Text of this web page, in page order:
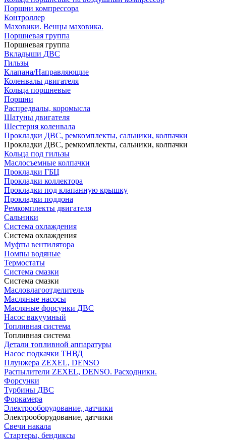
Поршни компрессора
Контроллер
Маховики. Венцы маховика.
Поршневая группа
Поршневая группа
Вкладыши ДВС
Гильзы
Клапана/Направляющие
Коленвалы двигателя
Кольца поршневые
Поршни
Распредвалы, коромысла
Шатуны двигателя
Шестерня коленвала
Прокладки ДВС, ремкомплекты, сальники, колпачки
Прокладки ДВС, ремкомплекты, сальники, колпачки
Кольца под гильзы
Маслосъемные колпачки
Прокладки ГБЦ
Прокладки коллектора
Прокладки под клапанную крышку
Прокладки поддона
Ремкомплекты двигателя
Сальники
Система охлаждения
Система охлаждения
Муфты вентилятора
Помпы водяные
Термостаты
Система смазки
Система смазки
Масловлагоотделитель
Масляные насосы
Масляные форсунки ДВС
Насос вакуумный
Топливная система
Топливная система
Детали топливной аппаратуры
Насос подкачки ТНВД
Плунжера ZEXEL, DENSO
Распылители ZEXEL, DENSO. Расходники.
Форсунки
Турбины ДВС
Форкамера
Электрооборудование, датчики
Электрооборудование, датчики
Свечи накала
Стартеры, бендиксы